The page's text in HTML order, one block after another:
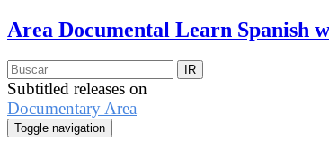
Area Documental Learn Spanish
Subtitled releases on
Documentary Area
Toggle navigation